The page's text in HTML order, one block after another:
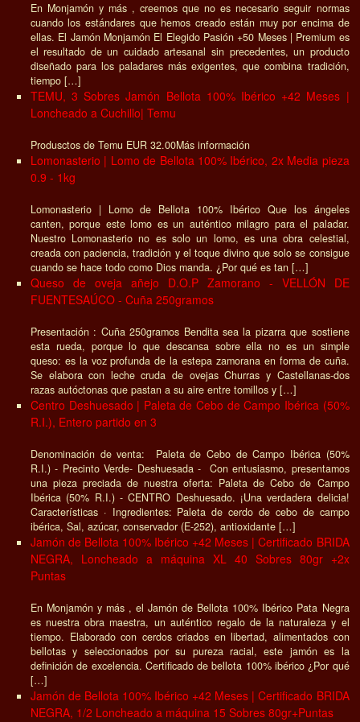
En Monjamón y más , creemos que no es necesario seguir normas
cuando los estándares que hemos creado están muy por encima de
ellas. El Jamón Monjamón El Elegido Pasión +50 Meses | Premium es
el resultado de un cuidado artesanal sin precedentes, un producto
diseñado para los paladares más exigentes, que combina tradición,
tiempo […]
TEMU, 3 Sobres Jamón Bellota 100% Ibérico +42 Meses |
Loncheado a Cuchillo| Temu
Produsctos de Temu EUR 32.00Más información
Lomonasterio | Lomo de Bellota 100% Ibérico, 2x Media pieza
0.9 - 1kg
Lomonasterio | Lomo de Bellota 100% Ibérico Que los ángeles
canten, porque este lomo es un auténtico milagro para el paladar.
Nuestro Lomonasterio no es solo un lomo, es una obra celestial,
creada con paciencia, tradición y el toque divino que solo se consigue
cuando se hace todo como Dios manda. ¿Por qué es tan […]
Queso de oveja añejo D.O.P Zamorano - VELLÓN DE
FUENTESAÚCO - Cuña 250gramos
Presentación : Cuña 250gramos Bendita sea la pizarra que sostiene
esta rueda, porque lo que descansa sobre ella no es un simple
queso: es la voz profunda de la estepa zamorana en forma de cuña.
Se elabora con leche cruda de ovejas Churras y Castellanas-dos
razas autóctonas que pastan a su aire entre tomillos y […]
Centro Deshuesado | Paleta de Cebo de Campo Ibérica (50%
R.I.), Entero partido en 3
Denominación de venta: Paleta de Cebo de Campo Ibérica (50%
R.I.) - Precinto Verde- Deshuesada - Con entusiasmo, presentamos
una pieza preciada de nuestra oferta: Paleta de Cebo de Campo
Ibérica (50% R.I.) - CENTRO Deshuesado. ¡Una verdadera delicia!
Características · Ingredientes: Paleta de cerdo de cebo de campo
ibérica, Sal, azúcar, conservador (E-252), antioxidante […]
Jamón de Bellota 100% Ibérico +42 Meses | Certificado BRIDA
NEGRA, Loncheado a máquina XL 40 Sobres 80gr +2x
Puntas
En Monjamón y más , el Jamón de Bellota 100% Ibérico Pata Negra
es nuestra obra maestra, un auténtico regalo de la naturaleza y el
tiempo. Elaborado con cerdos criados en libertad, alimentados con
bellotas y seleccionados por su pureza racial, este jamón es la
definición de excelencia. Certificado de bellota 100% ibérico ¿Por qué
[…]
Jamón de Bellota 100% Ibérico +42 Meses | Certificado BRIDA
NEGRA, 1/2 Loncheado a máquina 15 Sobres 80gr+Puntas